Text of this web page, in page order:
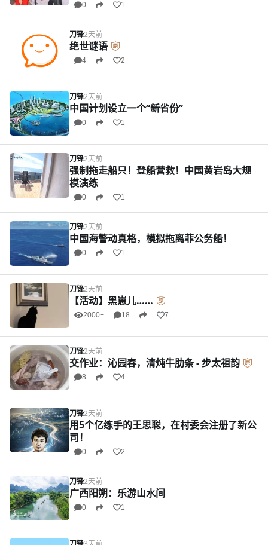
0 1
刀锋2天前
绝世谜语
4 2
刀锋2天前
中国计划设立一个“新省份”
0 1
刀锋2天前
强制拖走船只！登船营救！中国黄岩岛大规
模演练
0 1
刀锋2天前
中国海警动真格，模拟拖离菲公务船！
0 1
刀锋2天前
【活动】黑崽儿……
2000+ 18 7
刀锋2天前
交作业：沁园春，清炖牛肋条 - 步太祖韵
8 4
刀锋2天前
用5个亿练手的王思聪，在村委会注册了新公
司！
0 2
刀锋2天前
广西阳朔：乐游山水间
0 1